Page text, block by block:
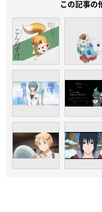
この記事の